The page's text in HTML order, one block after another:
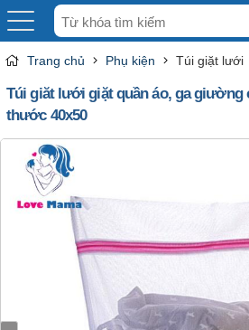
Tìm
kiếm
Trang chủ Phụ kiện Túi giặt lưới
Túi giăt lưới giặt quần áo, ga giường
thước 40x50